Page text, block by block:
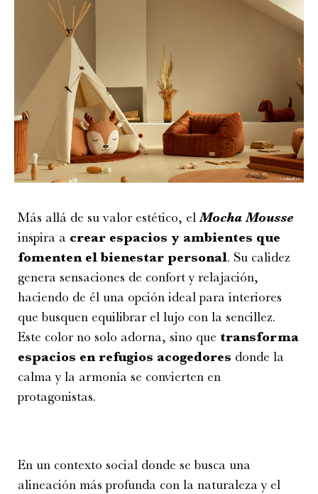
Más allá de su valor estético, elMocha Mousse
inspira a crear espacios y ambientes que
fomenten el bienestar personal. Su calidez
genera sensaciones de confort y relajación,
haciendo de él una opción ideal para interiores
que busquen equilibrar el lujo con la sencillez.
Este color no solo adorna, sino que transforma
espacios en refugios acogedores donde la
calma y la armonía se convierten en
protagonistas.
En un contexto social donde se busca una
alineación más profunda con la naturaleza y el